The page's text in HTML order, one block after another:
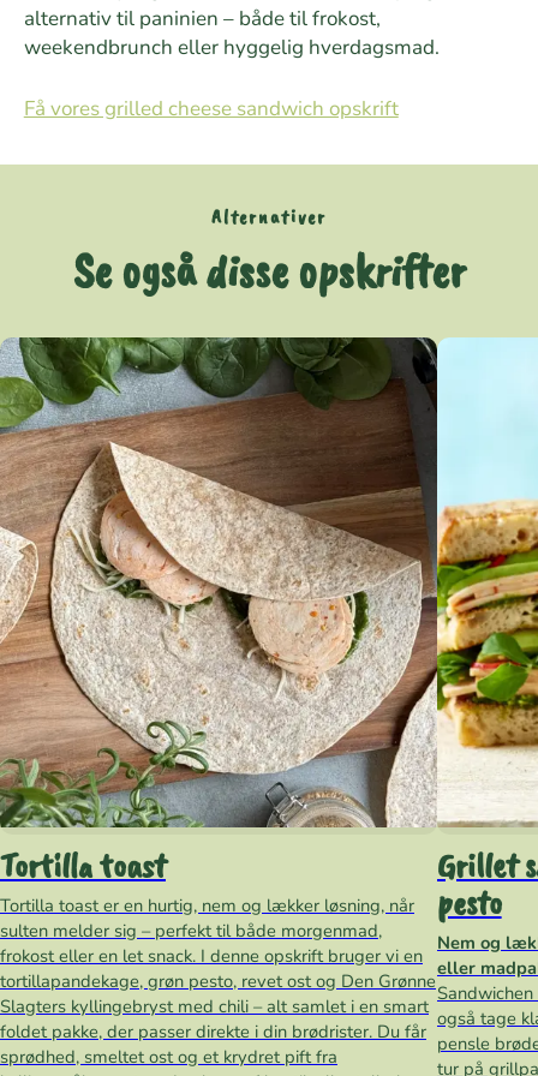
alternativ til paninien – både til frokost,
weekendbrunch eller hyggelig hverdagsmad.
Få vores grilled cheese sandwich opskrift
Alternativer
Se også disse opskrifter
Tortilla toast
Tortilla toast er en hurtig, nem og lækker løsning, når
sulten melder sig – perfekt til både morgenmad,
frokost eller en let snack. I denne opskrift bruger vi en
tortillapandekage, grøn pesto, revet ost og Den Grønne
Slagters kyllingebryst med chili – alt samlet i en smart
foldet pakke, der passer direkte i din brødrister. Du får
sprødhed, smeltet ost og et krydret pift fra
Grillet
pesto
Nem og
eller
også tage
pensle
tur på